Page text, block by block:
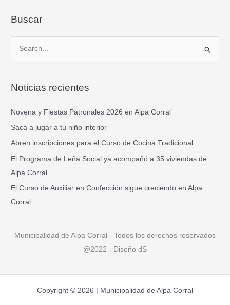
Buscar
c
r
:
Noticias recientes
Novena y Fiestas Patronales 2026 en Alpa Corral
Sacá a jugar a tu niño interior
Abren inscripciones para el Curso de Cocina Tradicional
El Programa de Leña Social ya acompañó a 35 viviendas de
Alpa Corral
El Curso de Auxiliar en Confección sigue creciendo en Alpa
Corral
Municipalidad de Alpa Corral - Todos los derechos reservados
@2022 - Diseño dS
Copyright © 2026 | Municipalidad de Alpa Corral